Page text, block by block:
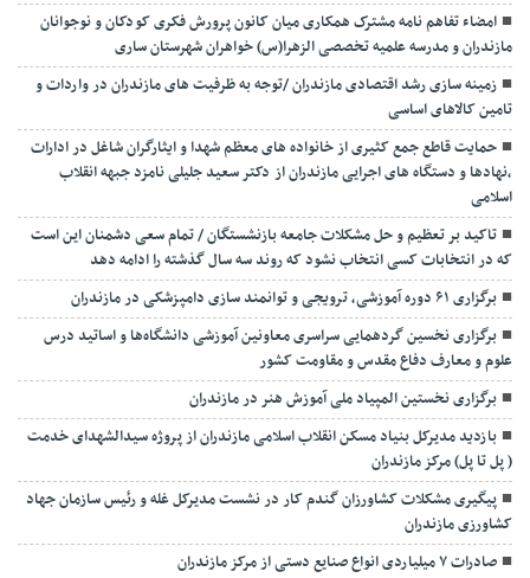
امضاء تفاهم نامه مشترک همکاری میان کانون پرورش فکری کودکان و نوجوانان
مازندران و مدرسه علمیه تخصصی الزهرا(س) خواهران شهرستان ساری
زمینه سازی رشد اقتصادی مازندران /توجه به ظرفیت های مازندران در واردات و
تامین کالاهای اساسی
حمایت قاطع جمع کثیری از خانواده های معظم شهدا و ایثارگران شاغل در ادارات
،نهادها و دستگاه های اجرایی مازندران از دکتر سعید جلیلی نامزد جبهه انقلاب
اسلامی
تاکید بر تعظیم و حل مشکلات جامعه بازنشستگان / تمام سعی دشمنان این است
که در انتخابات کسی انتخاب نشود که روند سه سال گذشته را ادامه دهد
برگزاری ۶۱ دوره آموزشی، ترویجی و توانمند سازی دامپزشکی در مازندران
برگزاری نخسین گردهمایی سراسری معاونین آموزشی دانشگاه‌ها و اساتید درس
علوم و معارف دفاع مقدس و مقاومت کشور
برگزاری نخستین المپیاد ملی آموزش هنر در مازندران
بازدید مدیرکل بنیاد مسکن انقلاب اسلامی مازندران از پروژه سیدالشهدای خدمت
( پل تا پل) مرکز مازندران
پیگیری مشکلات کشاورزان گندم کار در نشست مدیرکل غله و رئیس سازمان جهاد
کشاورزی مازندران
صادرات ۷ میلیاردی انواع صنایع دستی از مرکز مازندران